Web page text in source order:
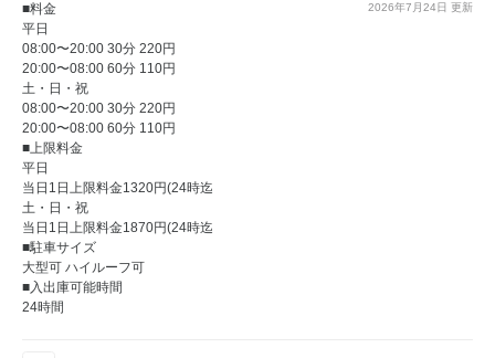
2026年7月24日 更新
■料金
平日
08:00〜20:00 30分 220円
20:00〜08:00 60分 110円
土・日・祝
08:00〜20:00 30分 220円
20:00〜08:00 60分 110円
■上限料金
平日
当日1日上限料金1320円(24時迄
土・日・祝
当日1日上限料金1870円(24時迄
■駐車サイズ
大型可 ハイルーフ可
■入出庫可能時間
24時間